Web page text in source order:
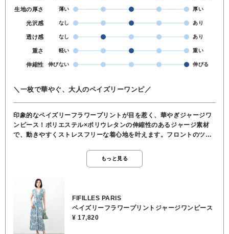
生地の厚さ 薄い 厚い
光沢感 なし あり
透け感 なし あり
重さ 軽い 重い
伸縮性 伸びない 伸びる
＼一枚で華やぐ、大人のペイズリーワンピ／
印象的なペイズリーフラワープリントが目を惹く、華やぎジャージワ
ンピース！ポリエステル×ポリウレタンの伸縮性のあるジャージ素材
で、動きやすくストレスフリーな着心地を叶えます。フロントのツイ
出。落ち感のあるシルエットと涼しげなブルートーンが、大人のリゾ
ート感漂う一枚です♪スニーカー合わせで街歩きにも、リゾートシーン
なし ●お洗濯OK●ポリエステル95％, ポリウレタン5％
もっと見る
FIFILLES PARIS
ペイズリーフラワープリントジャージワンピース
¥ 17,820